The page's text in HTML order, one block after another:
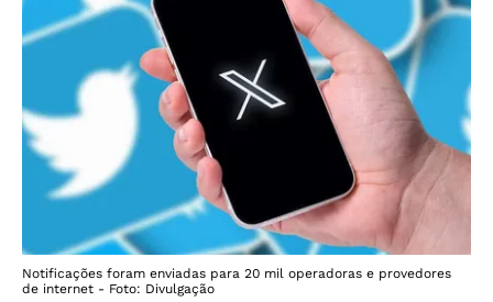
Notificações foram enviadas para 20 mil operadoras e provedores
de internet - Foto: Divulgação